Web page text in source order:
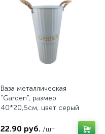
Ваза металлическая
"Garden", размер
40*20,5см, цвет серый
22.90 руб. /шт